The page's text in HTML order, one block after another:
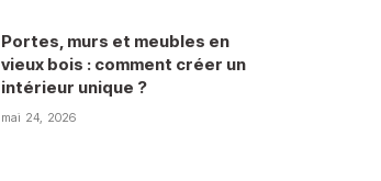
Portes, murs et meubles en
vieux bois : comment créer un
intérieur unique ?
mai 24, 2026